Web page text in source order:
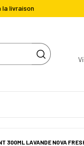
la livraison
300ML LAVANDE NOVA